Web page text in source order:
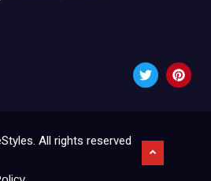
All rights reserved